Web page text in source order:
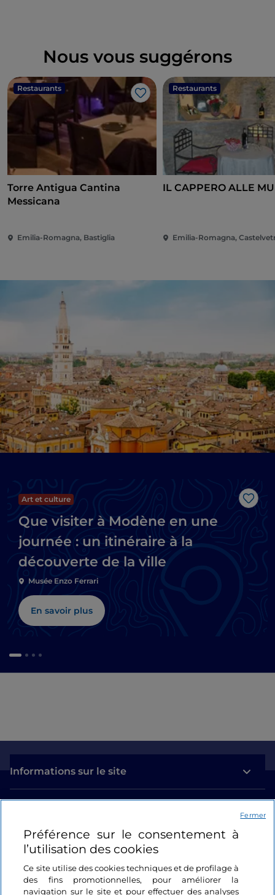
Nous vous suggérons
Restaurants
J’aime
Torre Antigua Cantina
Messicana
Emilia-Romagna, Bastiglia
Restaurants
IL CAPPERO ALLE
Art et culture
Que visiter à Modène en une
journée : un itinéraire à la
découverte de la ville
Musée Enzo Ferrari
En savoir plus
Informations sur le site
Se connecter
Suivez-nous
Préférence sur le consentement à
l’utilisation des cookies
Ce site utilise des cookies techniques et de profilage à
des fins promotionnelles, pour améliorer la
navigation sur le site et pour effectuer des analyses
Fermer